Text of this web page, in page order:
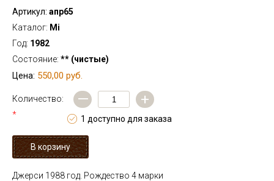
Артикул: апр65
Каталог: Mi
Год: 1982
Состояние: ** (чистые)
Цена: 550,00 руб.
Количество:
*
— +
1 доступно для заказа
Джерси 1988 год. Рождество 4 марки